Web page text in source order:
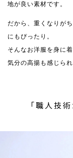
地が良い素材です。
だから、重くなりが
にもぴったり。
そんなお洋服を身に
気分の高揚も感じら
「職人技